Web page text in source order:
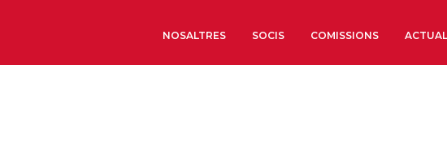
NOSALTRES SOCIS COMISSIONS